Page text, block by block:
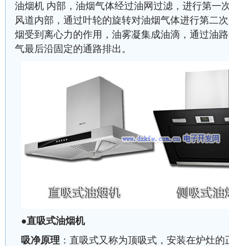
油烟机 内部，油烟气体经过油网过滤，进行第一
风道内部，通过叶轮的旋转对油烟气体进行第二
烟受到离心力的作用，油雾凝集成油滴，通过油
气最后沿固定的通路排出。
●直吸式油烟机
吸净原理 ：直吸式又称为顶吸式，安装在炉灶